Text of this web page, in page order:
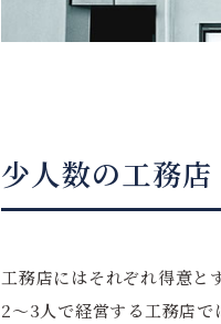
少人数の工務
工務店にはそれぞれ得意と
2～3人で経営する工務店で